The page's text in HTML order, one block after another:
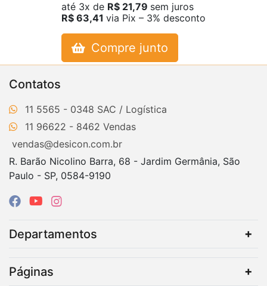
até 3x de R$ 21,79 sem juros
R$ 63,41 via Pix – 3% desconto
Compre junto
Contatos
11 5565 - 0348
11 96622 - 8462
vendas@desicon.com.br
R. Barão Nicolino Barra, 68 - Jardim Germânia, São
Paulo - SP, 0584-9190
Departamentos
Páginas